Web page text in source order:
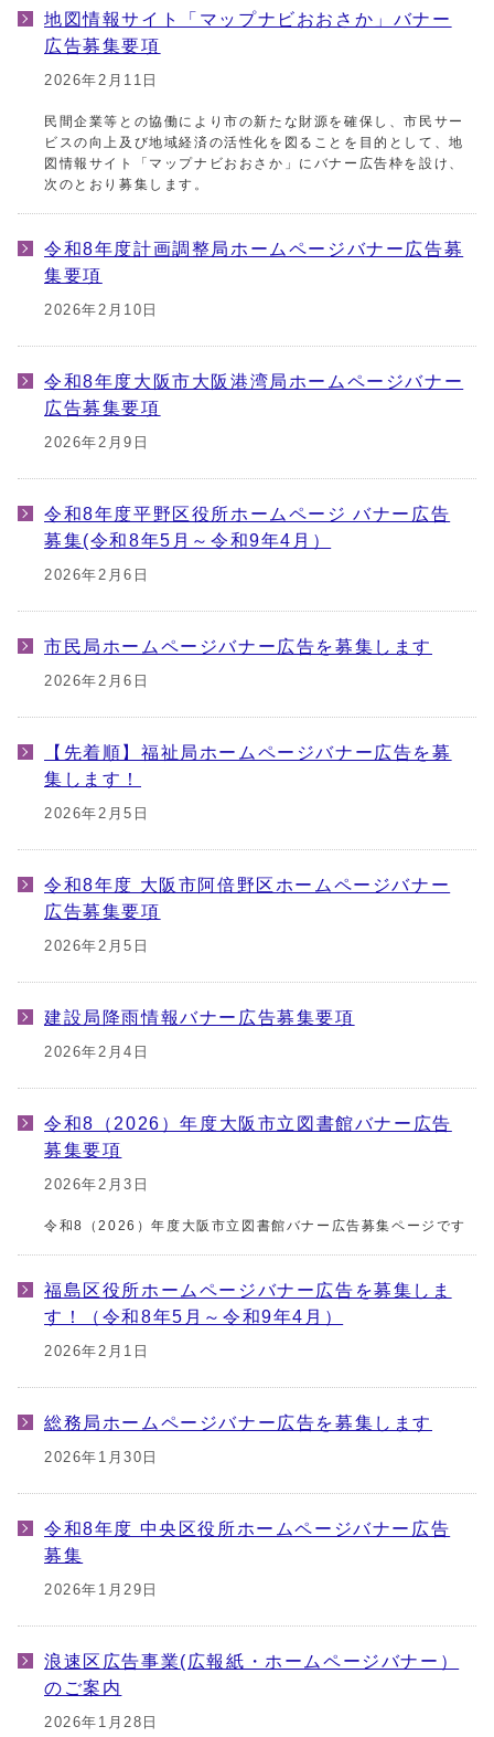
地図情報サイト「マップナビおおさか」バナー
広告募集要項
2026年2月11日
民間企業等との協働により市の新たな財源を確保し、市民サー
ビスの向上及び地域経済の活性化を図ることを目的として、地
図情報サイト「マップナビおおさか」にバナー広告枠を設け、
次のとおり募集します。
令和8年度計画調整局ホームページバナー広告募
集要項
2026年2月10日
令和8年度大阪市大阪港湾局ホームページバナー
広告募集要項
2026年2月9日
令和8年度平野区役所ホームページ バナー広告
募集(令和8年5月～令和9年4月）
2026年2月6日
市民局ホームページバナー広告を募集します
2026年2月6日
【先着順】福祉局ホームページバナー広告を募
集します！
2026年2月5日
令和8年度 大阪市阿倍野区ホームページバナー
広告募集要項
2026年2月5日
建設局降雨情報バナー広告募集要項
2026年2月4日
令和8（2026）年度大阪市立図書館バナー広告
募集要項
2026年2月3日
令和8（2026）年度大阪市立図書館バナー広告募集ページです
福島区役所ホームページバナー広告を募集しま
す！（令和8年5月～令和9年4月）
2026年2月1日
総務局ホームページバナー広告を募集します
2026年1月30日
令和8年度 中央区役所ホームページバナー広告
募集
2026年1月29日
浪速区広告事業(広報紙・ホームページバナー）
のご案内
2026年1月28日